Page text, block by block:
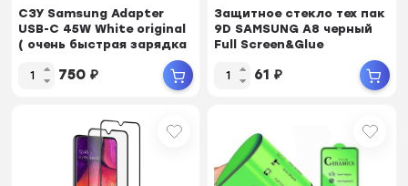
СЗУ Samsung Adapter
USB-C 45W White original
( очень быстрая зарядка
750 ₽
Защитное стекло тех пак
9D SAMSUNG A8 черный
Full Screen&Glue
61 ₽